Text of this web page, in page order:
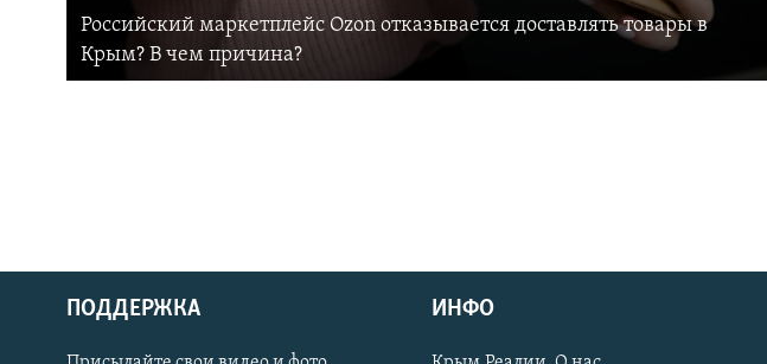
Українською
Российский маркетплейс Ozon отказывается доставлять товары в
Крым? В чем причина?
ПОДДЕРЖКА ИНФО